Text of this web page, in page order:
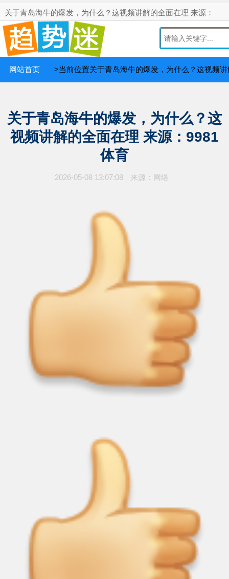
关于青岛海牛的爆发，为什么？这视频讲解的全面在理 来源：
9981体育网！
网站首页 >当前位置关于青岛海牛的爆发，为什么？这视频
关于青岛海牛的爆发，为什么？这
视频讲解的全面在理 来源：9981
体育
2026-05-08 13:07:08 来源：网络